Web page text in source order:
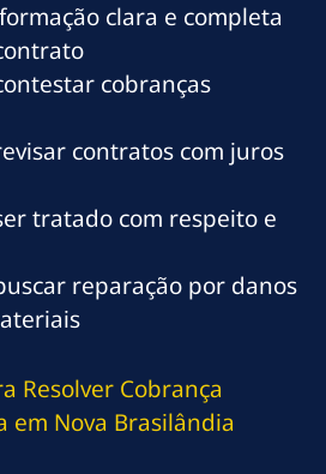
clara e completa
cobranças
contratos com juros
tratado com respeito e
reparação por danos
Resolver Cobrança
em Nova Brasilândia